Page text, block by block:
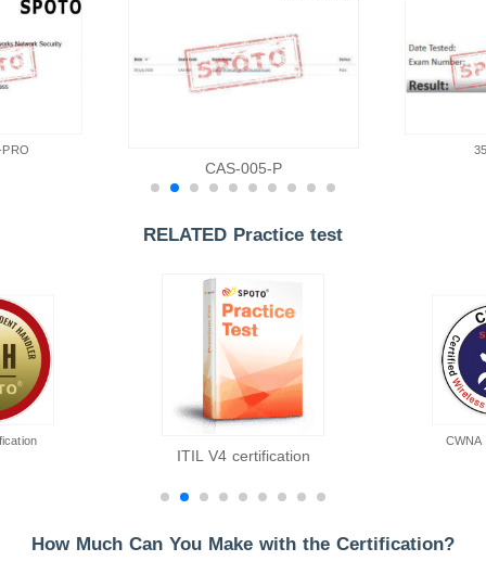
CAS-005-P
RELATED Practice test
ITIL V4 certification
CWNA
How Much Can You Make with the Certification?